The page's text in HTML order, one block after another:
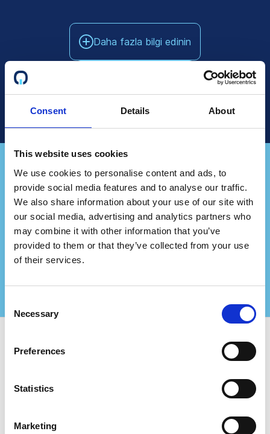
Consent Details About
This website uses cookies
We use cookies to personalise content and ads, to
provide social media features and to analyse our traffic.
We also share information about your use of our site with
our social media, advertising and analytics partners who
may combine it with other information that you’ve
provided to them or that they’ve collected from your use
of their services.
Selection
Necessary
Preferences
Statistics
Marketing
Daha fazla bilgi edinin
Bir danışmanlık firmasını
mı temsil ediyorsunuz?
Bizimle ortak olun ve sertifikalı müşterileriniz için
daha büyük değerler yaratın!
Daha fazla bilgi için bizimle iletişime geçin
Certifiqat’ı kullanın ve bulun: